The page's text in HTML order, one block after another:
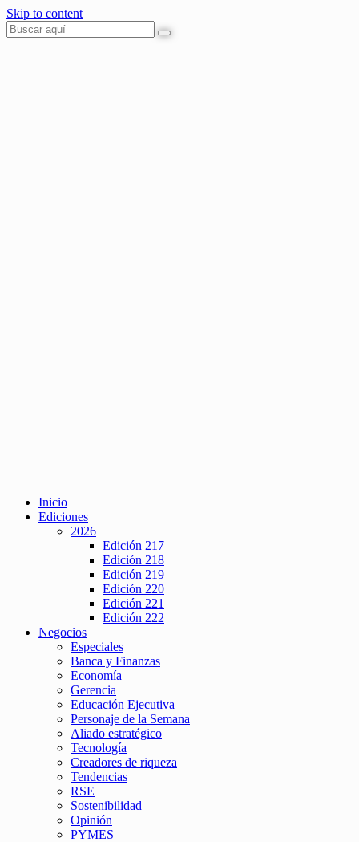
Skip to content
Inicio
Ediciones
2026
Edición 217
Edición 218
Edición 219
Edición 220
Edición 221
Edición 222
Negocios
Especiales
Banca y Finanzas
Economía
Gerencia
Educación Ejecutiva
Personaje de la Semana
Aliado estratégico
Tecnología
Creadores de riqueza
Tendencias
RSE
Sostenibilidad
Opinión
PYMES